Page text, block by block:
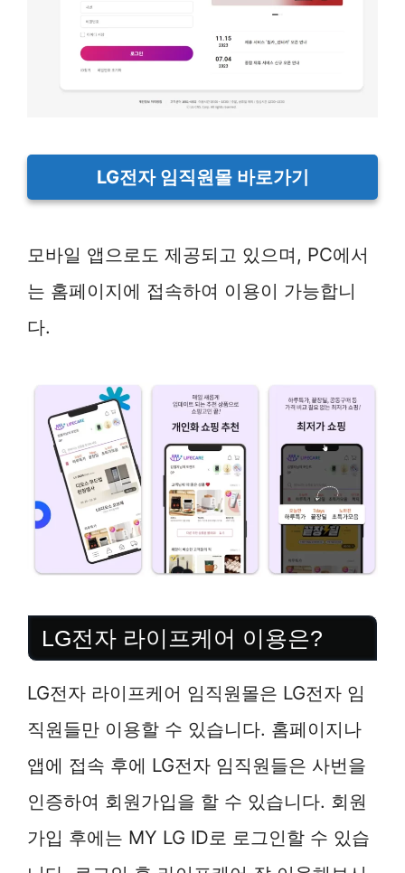
LG전자 임직원몰 바로가기
모바일 앱으로도 제공되고 있으며, PC에서
는 홈페이지에 접속하여 이용이 가능합니
다.
LG전자 라이프케어 이용은?
LG전자 라이프케어 임직원몰은 LG전자 임
직원들만 이용할 수 있습니다. 홈페이지나
앱에 접속 후에 LG전자 임직원들은 사번을
인증하여 회원가입을 할 수 있습니다. 회원
가입 후에는 MY LG ID로 로그인할 수 있습